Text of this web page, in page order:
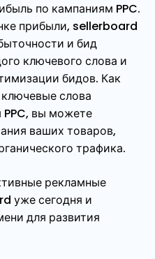
по кампаниям PPC.
прибыли, sellerboard
и бид
ключевого слова и
бидов. Как
слова
PPC, вы можете
ваших товаров,
трафика.
рекламные
уже сегодня и
для развития